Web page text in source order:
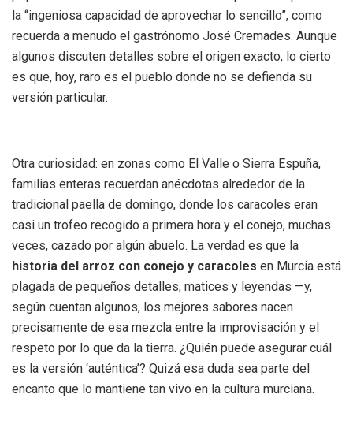
la “ingeniosa capacidad de aprovechar lo sencillo”, como
recuerda a menudo el gastrónomo José Cremades. Aunque
algunos discuten detalles sobre el origen exacto, lo cierto
es que, hoy, raro es el pueblo donde no se defienda su
versión particular.
Otra curiosidad: en zonas como El Valle o Sierra Espuña,
familias enteras recuerdan anécdotas alrededor de la
tradicional paella de domingo, donde los caracoles eran
casi un trofeo recogido a primera hora y el conejo, muchas
veces, cazado por algún abuelo. La verdad es que la
historia del arroz con conejo y caracoles en Murcia está
plagada de pequeños detalles, matices y leyendas —y,
según cuentan algunos, los mejores sabores nacen
precisamente de esa mezcla entre la improvisación y el
respeto por lo que da la tierra. ¿Quién puede asegurar cuál
es la versión ‘auténtica’? Quizá esa duda sea parte del
encanto que lo mantiene tan vivo en la cultura murciana.